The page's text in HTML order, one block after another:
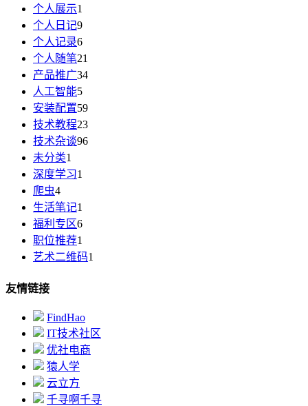
个人展示1
个人日记9
个人记录6
个人随笔21
产品推广34
人工智能5
安装配置59
技术教程23
技术杂谈96
未分类1
深度学习1
爬虫4
生活笔记1
福利专区6
职位推荐1
艺术二维码1
友情链接
FindHao
IT技术社区
优社电商
猿人学
云立方
千寻啊千寻